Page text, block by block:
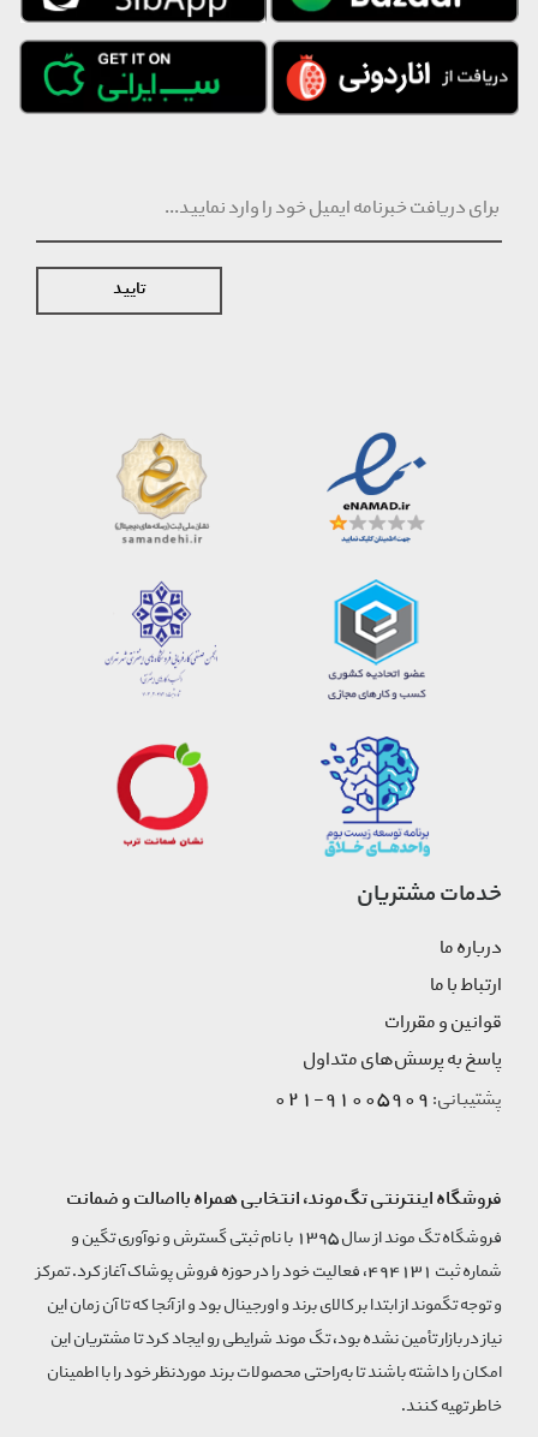
تایید
خدمات مشتریان
درباره ما
ارتباط با ما
قوانین و مقررات
پاسخ به پرسش‌های متداول
پشتیبانی:91005909-021
فروشگاه اینترنتی تگ‌موند، انتخابی همراه بااصالت و ضمانت
فروشگاه تگ موند از سال 1395 با نام ثبتی گسترش و نوآوری تگین و
شماره ثبت 494131، فعالیت خود را در حوزه فروش پوشاک آغاز کرد. تمرکز
و توجه تگموند از ابتدا بر کالای برند و اورجینال بود و از آنجا که تا آن زمان این
نیاز در بازار تأمین نشده بود، تگ موند شرایطی رو ایجاد کرد تا مشتریان این
امکان را داشته باشند تا به‌راحتی محصولات برند مورد‌نظر خود را با اطمینان
خاطر تهیه کنند.